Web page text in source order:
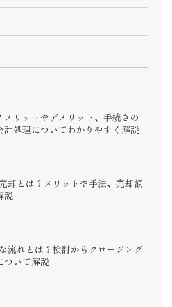
メリットやデメリット、手続きの
計処理についてわかりやすく解説
却とは？メリットや手法、売却額
説
流れとは？検討からクロージング
ついて解説